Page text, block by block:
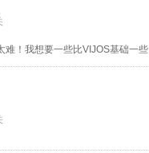
难！我想要一些比VIJOS基础一些